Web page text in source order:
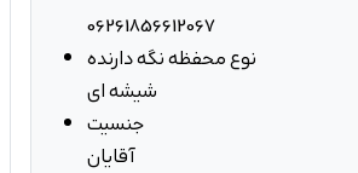
06261856612067
نوع محفظه نگه دارنده
شیشه ای
جنسیت
آقایان